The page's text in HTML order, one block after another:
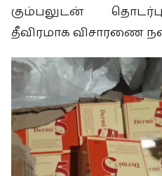
கும்பலுடன்
தீவிரமாக விசாரணை